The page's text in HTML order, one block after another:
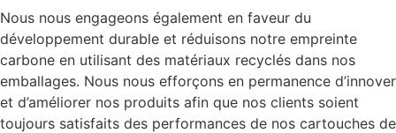
Nous nous engageons également en faveur du
développement durable et réduisons notre empreinte
carbone en utilisant des matériaux recyclés dans nos
emballages. Nous nous efforçons en permanence d’innover
et d’améliorer nos produits afin que nos clients soient
toujours satisfaits des performances de nos cartouches de